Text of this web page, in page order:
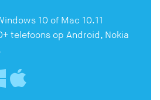
10 of Mac 10.11
telefoons op Android, Nokia